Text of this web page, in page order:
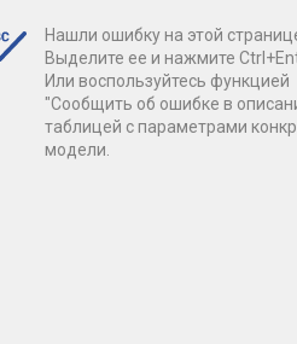
Нашли ошибку на этой
Выделите ее и нажмите
Или воспользуйтесь функцией
"Сообщить об ошибке в
таблицей с параметрами
модели.